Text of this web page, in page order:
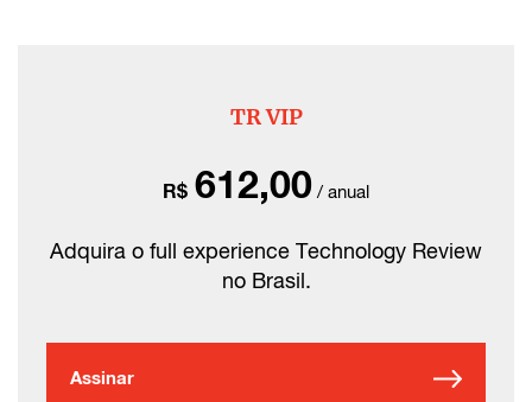
TR VIP
R$ 612,00 / anual
Adquira o full experience Technology Review
no Brasil.
Assinar